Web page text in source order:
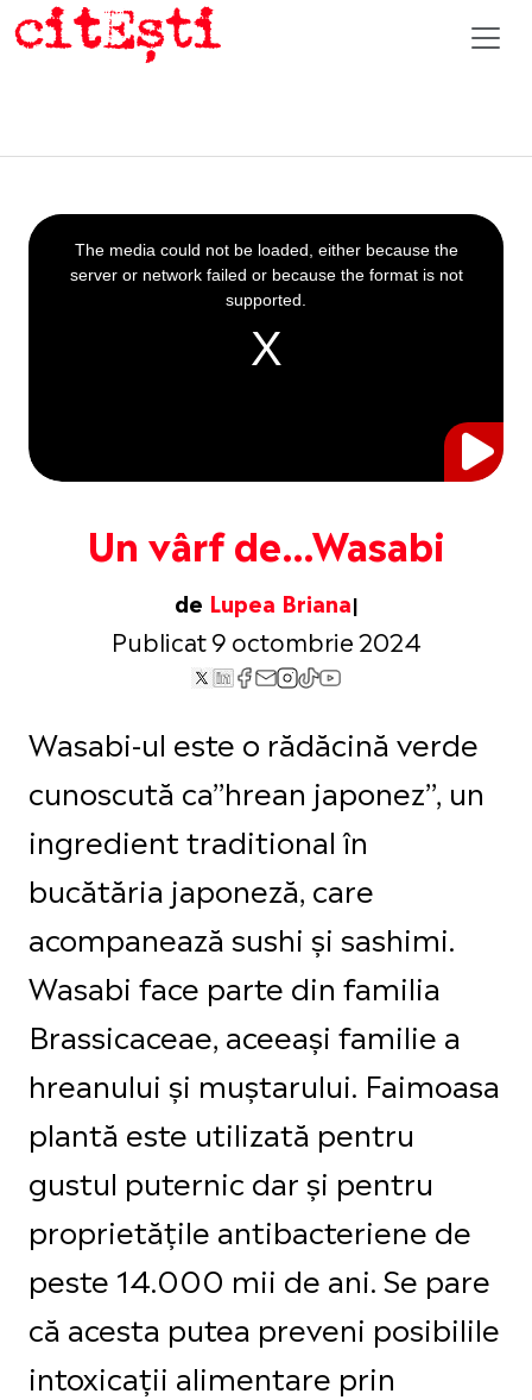
Un vârf de…Wasabi
de Lupea Briana
Publicat 9 octombrie 2024
This
is
a
The media could not be loaded, either because the
server or network failed or because the format is not
supported.
Wasabi-ul este o rădăcină verde
cunoscută ca’’hrean japonez’’, un
ingredient traditional în
bucătăria japoneză, care
acompanează sushi și sashimi.
Wasabi face parte din familia
Brassicaceae, aceeași familie a
hreanului și muștarului. Faimoasa
plantă este utilizată pentru
gustul puternic dar și pentru
proprietățile antibacteriene de
peste 14.000 mii de ani. Se pare
că acesta putea preveni posibilile
intoxicații alimentare prin